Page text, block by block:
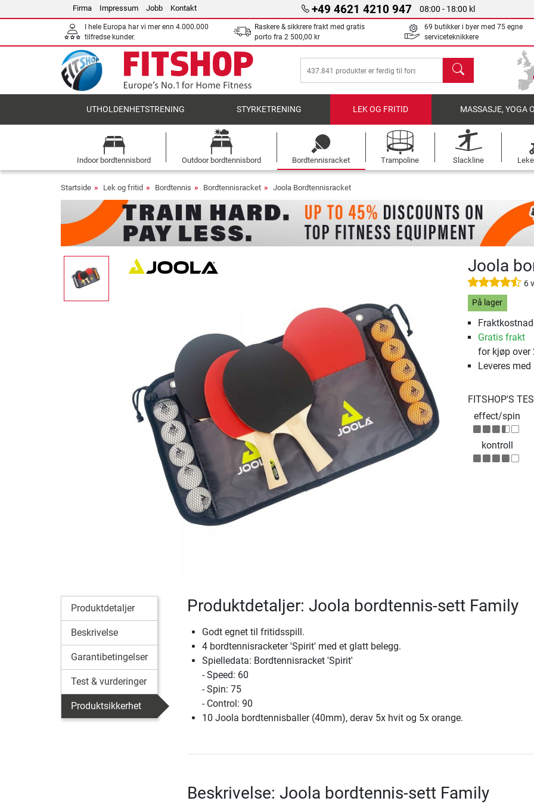
Firma Impressum Jobb Kontakt +49 4621 4210 947 08:00 - 18:00 kl
I hele Europa har vi mer enn 4.000.000
tilfredse kunder.
Raskere & sikkrere frakt med gratis
porto fra 2 500,00 kr
69 butikker i byer med 75 egne
serviceteknikkere
søk
UTHOLDENHETSTRENING STYRKETRENING LEK OG FRITID MASSASJE, YOGA
Indoor bordtennisbord Outdoor bordtennisbord Bordtennisracket Trampoline Slackline
Startside Lek og fritid Bordtennis Bordtennisracket Joola Bordtennisracket
Joola
6
På lager
Gratis frakt
for kjøp over
Leveres med
FITSHOP'S
effect/spin
kontroll
Produktdetaljer
Beskrivelse
Garantibetingelser
Test & vurderinger
Produktsikkerhet
Produktdetaljer: Joola bordtennis-sett Family
Godt egnet til fritidsspill.
4 bordtennisracketer 'Spirit' med et glatt belegg.
Spielledata: Bordtennisracket 'Spirit'
- Speed: 60
- Spin: 75
- Control: 90
10 Joola bordtennisballer (40mm), derav 5x hvit og 5x orange.
Beskrivelse: Joola bordtennis-sett Family